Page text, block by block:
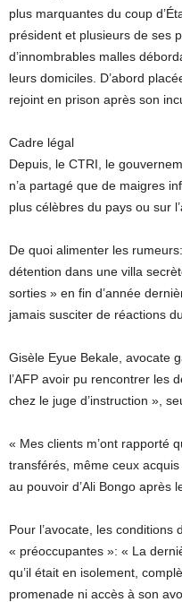
plus marquantes du coup
président et plusieurs de ses
d’innombrables malles
leurs domiciles. D’abord
rejoint en prison après son
Cadre légal
Depuis, le CTRI, le
n’a partagé que de maigres
plus célèbres du pays ou sur
De quoi alimenter les
détention dans une villa
sorties » en fin d’année
jamais susciter de réactions
Gisèle Eyue Bekale, avocate
l’AFP avoir pu rencontrer les
chez le juge d’instruction »,
« Mes clients m’ont rapporté
transférés, même ceux
au pouvoir d’Ali Bongo après
Pour l’avocate, les
« préoccupantes »: « La
qu’il était en isolement,
promenade ni accès à son